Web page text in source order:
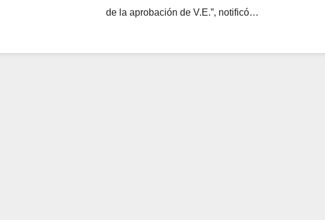
de la aprobación de V.E.”, notificó…